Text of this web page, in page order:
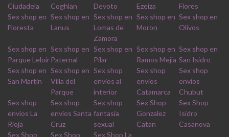
Ciudadela
Coghlan
Devoto
Ezeiza
Flores
Sex shop en
Floresta
Sex shop en
Lanus
Sex shop en
Lomas de
Zamora
Sex shop en
Moron
Sex shop en
Olivos
Sex shop en
Parque Leloir
Sex shop en
Paternal
Sex shop en
Pilar
Sex shop en
Ramos Mejia
Sex shop en
San Isidro
Sex shop en
San Martin
Sex shop en
Villa del
Parque
Sex shop
envios al
interior
Sex shop
envios
Catamarca
Sex shop
envios
Chubut
Sex shop
envios La
Rioja
Sex shop
envios Santa
Cruz
Sex shop
fantasia
sexual
Sex Shop
Gonzalez
Catan
Sex Shop
Isidro
Casanova
Sex Shop
Sex Shop Sex Shop La